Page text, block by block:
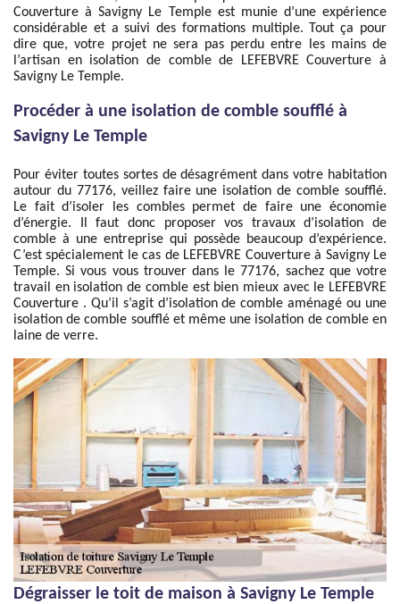
Couverture à Savigny Le Temple est munie d’une expérience
considérable et a suivi des formations multiple. Tout ça pour
dire que, votre projet ne sera pas perdu entre les mains de
l’artisan en isolation de comble de LEFEBVRE Couverture à
Savigny Le Temple.
Procéder à une isolation de comble soufflé à
Savigny Le Temple
Pour éviter toutes sortes de désagrément dans votre habitation
autour du 77176, veillez faire une isolation de comble soufflé.
Le fait d’isoler les combles permet de faire une économie
d’énergie. Il faut donc proposer vos travaux d’isolation de
comble à une entreprise qui possède beaucoup d’expérience.
C’est spécialement le cas de LEFEBVRE Couverture à Savigny Le
Temple. Si vous vous trouver dans le 77176, sachez que votre
travail en isolation de comble est bien mieux avec le LEFEBVRE
Couverture . Qu’il s’agit d’isolation de comble aménagé ou une
isolation de comble soufflé et même une isolation de comble en
laine de verre.
Dégraisser le toit de maison à Savigny Le Temple